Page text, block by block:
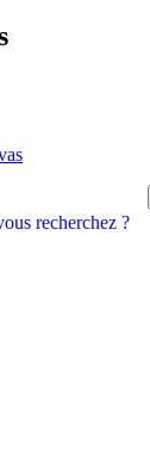
recherchez ?